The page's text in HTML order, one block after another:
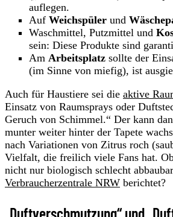
auflegen.
Auf Weichspüler und
Waschmittel, Putzmittel und
sein: Diese Produkte sind
Am Arbeitsplatz sollte der
(im Sinne von miefig), ist
Auch für Haustiere sei die aktive
Einsatz von Raumsprays oder
Geruch von Schimmel.“ Der kann
munter weiter hinter der Tapete
nach Variationen von Zitrus roch
Vielfalt, die freilich viele Fans hat.
nicht nur biologisch schlecht
Verbraucherzentrale NRW berichtet?
„Duftverschmutzung“ und